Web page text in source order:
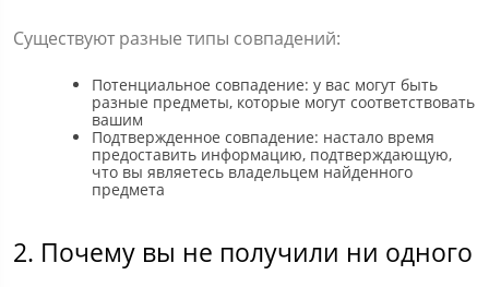
Существуют разные типы совпадений:
Потенциальное совпадение: у вас могут быть
разные предметы, которые могут соответствовать
вашим
Подтвержденное совпадение: настало время
предоставить информацию, подтверждающую,
что вы являетесь владельцем найденного
предмета
2. Почему вы не получили ни одного